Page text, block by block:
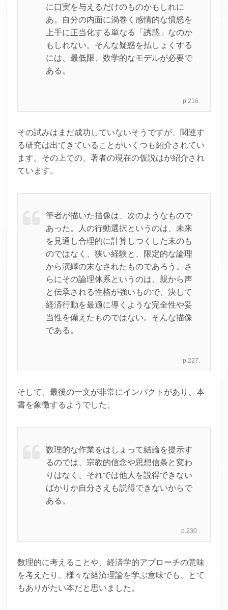
に口実を与えるだけのものかもしれに
あ。自分の内面に渦巻く感情的な憤怒を
上手に正当化する単なる「誘惑」なのか
もしれない。そんな疑惑を払しょくする
には、最低限、数学的なモデルが必要で
ある。
p.216.
その試みはまだ成功していないそうですが、関連す
る研究は出てきていることがいくつも紹介されてい
ます。その上での、著者の現在の仮説はが紹介され
ています。
筆者が描いた描像は、次のようなもので
あった。人の行動選択というのは、未来
を見通し合理的に計算しつくした末のも
のではなく、狭い経験と、限定的な論理
から演繹の末なされたものであろう。さ
らにその論理体系というのは、親から声
と伝承される性格が強いもので、決して
経済行動を最適に導くような完全性や妥
当性を備えたものではない。そんな描像
である。
p.227.
そして、最後の一文が非常にインパクトがあり、本
書を象徴するようでした。
数理的な作業をはしょって結論を提示す
るのでは、宗教的信念や思想信条と変わ
りはなく、それでは他人を説得できない
ばかりか自分さえも説得できないからで
ある。
p.230 .
数理的に考えることや、経済学的アプローチの意味
を考えたり、様々な経済理論を学ぶ意味でも、とて
もありがたい本だと思いました。